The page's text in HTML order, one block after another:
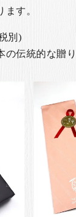
す。
別)
伝統的な贈